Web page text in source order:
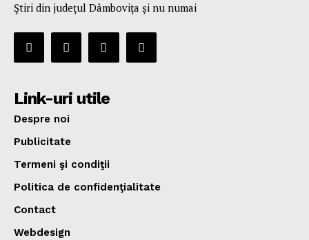
Ştiri din judeţul Dâmboviţa şi nu numai
Link-uri utile
Despre noi
Publicitate
Termeni şi condiţii
Politica de confidenţialitate
Contact
Webdesign